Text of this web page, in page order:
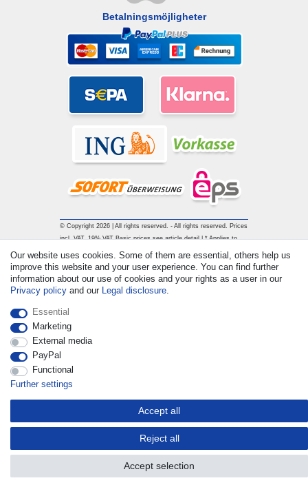
Betalningsmöjligheter
© Copyright 2026 | All rights reserved. - All rights reserved. Prices
incl. VAT. 19% VAT Basic prices see article detail | * Applies to
deliveries to the UK!
Our website uses cookies. Some of them are essential, others help us
improve this website and your user experience. You can find further
information about our use of cookies and your rights as a user in our
Privacy policy and our Legal disclosure.
Essential
Marketing
External media
PayPal
Functional
Further settings
Accept all
Reject all
Accept selection
Withdraw from contract here